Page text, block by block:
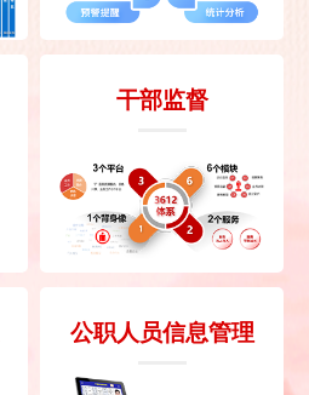
干部监督
公职人员信息管理